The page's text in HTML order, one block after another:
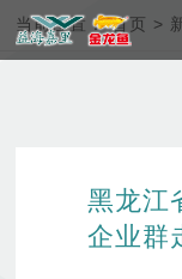
当前位置：首页 >
黑龙江
企业群